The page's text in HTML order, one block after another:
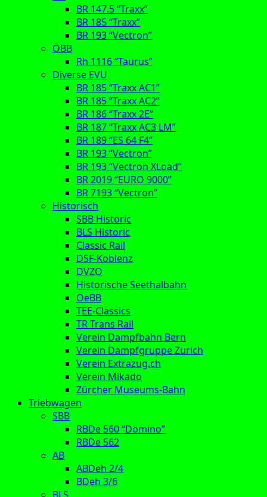
BR 147.5 “Traxx”
BR 185 “Traxx”
BR 193 “Vectron”
ÖBB
Rh 1116 “Taurus”
Diverse EVU
BR 185 “Traxx AC1”
BR 185 “Traxx AC2”
BR 186 “Traxx 2E”
BR 187 “Traxx AC3 LM”
BR 189 “ES 64 F4”
BR 193 “Vectron”
BR 193 “Vectron XLoad”
BR 2019 “EURO 9000”
BR 7193 “Vectron”
Historisch
SBB Historic
BLS Historic
Classic Rail
DSF-Koblenz
DVZO
Historische Seethalbahn
OeBB
TEE-Classics
TR Trans Rail
Verein Dampfbahn Bern
Verein Dampfgruppe Zürich
Verein Extrazug.ch
Verein Mikado
Zürcher Museums-Bahn
Triebwagen
SBB
RBDe 560 “Domino”
RBDe 562
AB
ABDeh 2/4
BDeh 3/6